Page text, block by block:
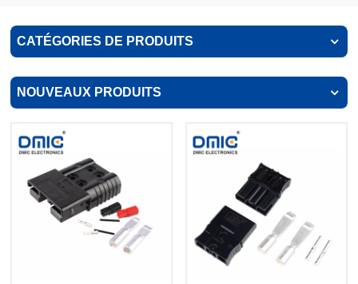
CATÉGORIES DE PRODUITS
NOUVEAUX PRODUITS